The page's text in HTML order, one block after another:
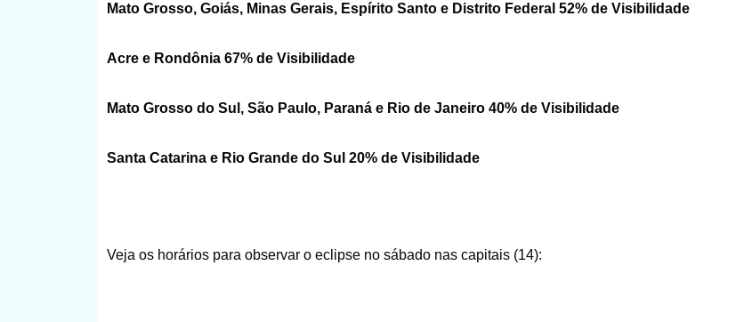
Mato Grosso, Goiás, Minas Gerais, Espírito Santo e Distrito Federal 52% de Visibilidade
Acre e Rondônia 67% de Visibilidade
Mato Grosso do Sul, São Paulo, Paraná e Rio de Janeiro 40% de Visibilidade
Santa Catarina e Rio Grande do Sul 20% de Visibilidade
Veja os horários para observar o eclipse no sábado nas capitais (14):